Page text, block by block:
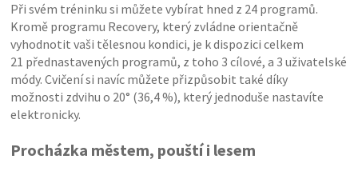
Při svém tréninku si můžete vybírat hned z 24 programů.
Kromě programu Recovery, který zvládne orientačně
vyhodnotit vaši tělesnou kondici, je k dispozici celkem
21 přednastavených programů, z toho 3 cílové, a 3 uživatelské
módy. Cvičení si navíc můžete přizpůsobit také díky
možnosti zdvihu o 20° (36,4 %), který jednoduše nastavíte
elektronicky.
Procházka městem, pouští i lesem